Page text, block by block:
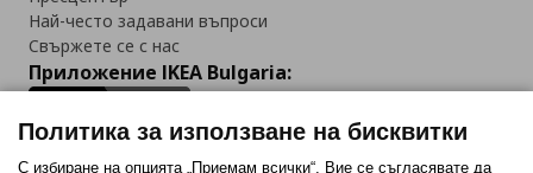
Най-често задавани въпроси
Свържете се с нас
Приложение IKEA Bulgaria:
Политика за използване на бисквитки
С избиране на опцията „Приемам всички“, Вие се съгласявате да